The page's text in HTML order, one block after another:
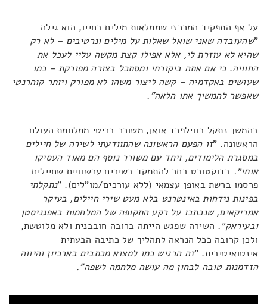
על אף התפקיד המרכזי שממלאות מילים בחייו, הוא גילה
"שהעובדה שאני שואל שאלות על מילים ונרטיבים – לא רק
שהיא לא עוזרת לי, אלא אפילו קצת מקשה עליי לעכל את
החוויה.כי אם אתה ביקורתי ומסתכל בצורה מפורקת – כמו
שעושים באקדמיה – קשה ליצור משהו לא מפורק ויותר קוהרנטי
שאפשר להמשיך אתו הלאה".
בהמשך נתקל בווילפרד אואן, משורר בריטי ממלחמת העולם
הראשונה. "זו הפעם הראשונה שהתוודעתי לשירה של חיילים
במסגרת הלימודים, ויחד עם משורר נוסף הם מאוד העסיקו
אותי״. בדוקטורט בחר להתמקד בשירים עכשוויים שחיילים
פרסמו ברשת באופן עצמאי (ללא עורכים/מו"לים). "נתקלתי
בפינות נידחות באינטרנט בלא מעט שירי חיילים, בעיקר
אמריקאים, שנכתבו על רקע התקופה של המלחמות באפגניסטן
ובעיראק״. השירה שפגש הייתה ברובה חובבנית ולא מלוטשת,
ולכן קרובה ככל הנראה לתהליך של כתיבה הבעתית
אינטואיטיבית. "זה הרגיש כמו למצוא מכתבים בארכיון והיווה
הזדמנות טובה לבחון מה עושה מלחמה לשפה".